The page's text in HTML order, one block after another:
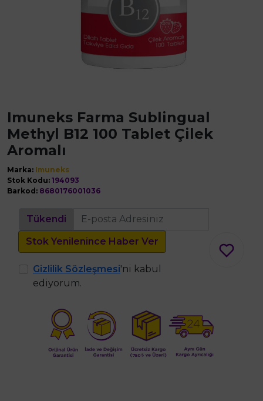
Imuneks Farma Sublingual
Methyl B12 100 Tablet Çilek
Aromalı
Marka: Imuneks
Stok Kodu: 194093
Barkod: 8680176001036
Tükendi
Stok Yenilenince Haber Ver
Gizlilik Sözleşmesi'ni kabul
ediyorum.